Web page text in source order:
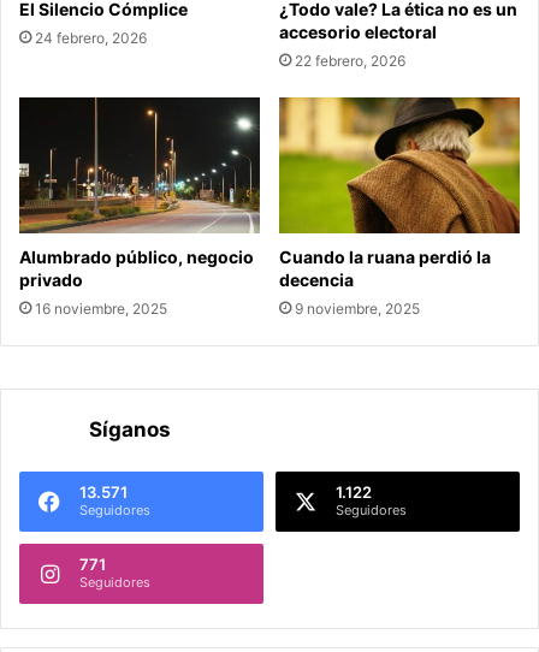
El Silencio Cómplice
24 febrero, 2026
¿Todo vale? La ética no es un
accesorio electoral
22 febrero, 2026
Alumbrado público, negocio
privado
16 noviembre, 2025
Cuando la ruana perdió la
decencia
9 noviembre, 2025
Síganos
13.571
Seguidores
1.122
Seguidores
771
Seguidores